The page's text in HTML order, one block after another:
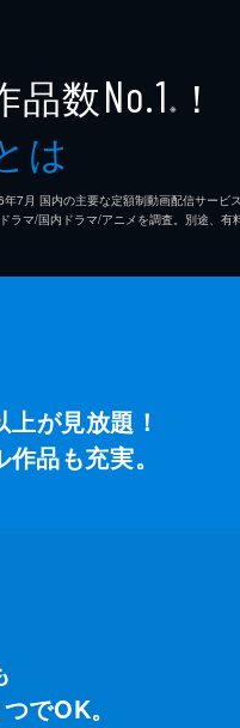
品数No.1 ※ ！
は
7⽉ 国内の主要な定額制動画配信サービ
ラマ/国内ドラマ/アニメを調査。別途、有
上が見放題！
品も充実。
でOK。